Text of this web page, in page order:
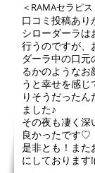
＜RAMAセラピ
口コミ投稿あ
シローダーラは
行うのですが、
ダーラ中の口
るかのようなお
うと幸せを感
りそうだったん
ました♪
その夜も凄く深
良かったです♡
是非とも！また
にしております